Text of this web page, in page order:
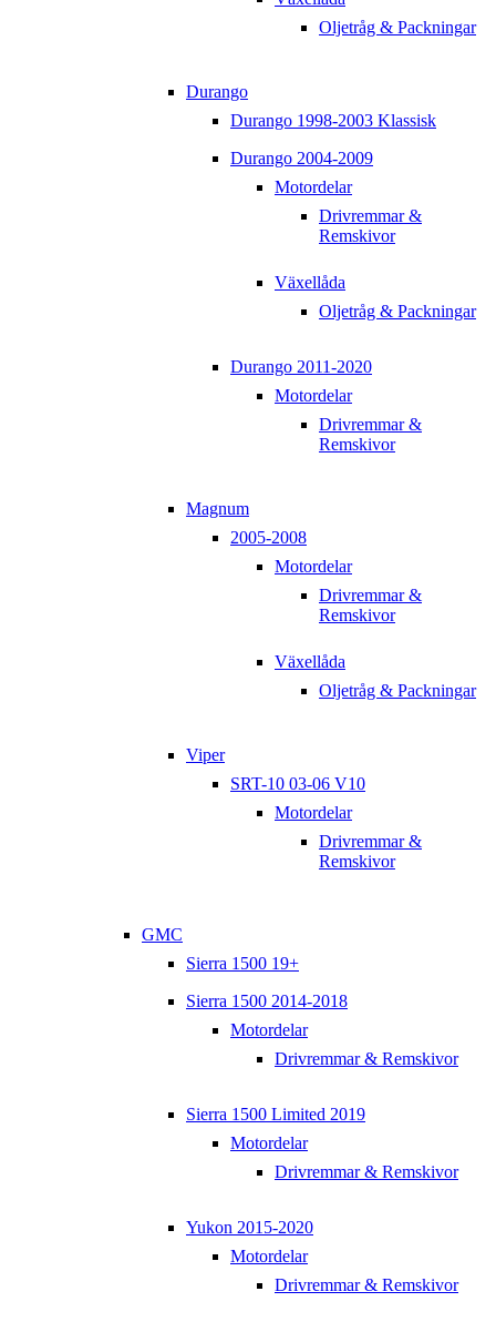
Oljetråg & Packningar
Durango
Durango 1998-2003 Klassisk
Durango 2004-2009
Motordelar
Drivremmar &
Remskivor
Växellåda
Oljetråg & Packningar
Durango 2011-2020
Motordelar
Drivremmar &
Remskivor
Magnum
2005-2008
Motordelar
Drivremmar &
Remskivor
Växellåda
Oljetråg & Packningar
Viper
SRT-10 03-06 V10
Motordelar
Drivremmar &
Remskivor
GMC
Sierra 1500 19+
Sierra 1500 2014-2018
Motordelar
Drivremmar & Remskivor
Sierra 1500 Limited 2019
Motordelar
Drivremmar & Remskivor
Yukon 2015-2020
Motordelar
Drivremmar & Remskivor